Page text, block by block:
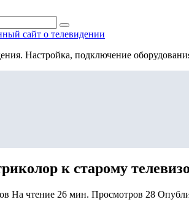
сайт о телевидении
Настройка, подключение
к старому
На чтение 26 мин. Просмотров 28